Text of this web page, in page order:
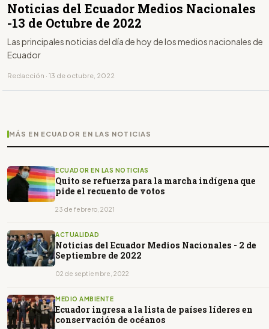
Noticias del Ecuador Medios Nacionales
-13 de Octubre de 2022
Las principales noticias del día de hoy de los medios nacionales de
Ecuador
Redacción · 13 de octubre, 2022
MÁS EN ECUADOR EN LAS NOTICIAS
ECUADOR EN LAS NOTICIAS
Quito se refuerza para la marcha indígena que
pide el recuento de votos
23 de febrero, 2021
ACTUALIDAD
Noticias del Ecuador Medios Nacionales - 2 de
Septiembre de 2022
02 de septiembre, 2022
MEDIO AMBIENTE
Ecuador ingresa a la lista de países líderes en
conservación de océanos